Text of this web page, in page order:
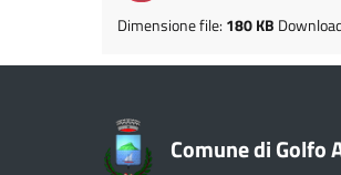
Dimensione file: 180 KB
Comune di Golfo